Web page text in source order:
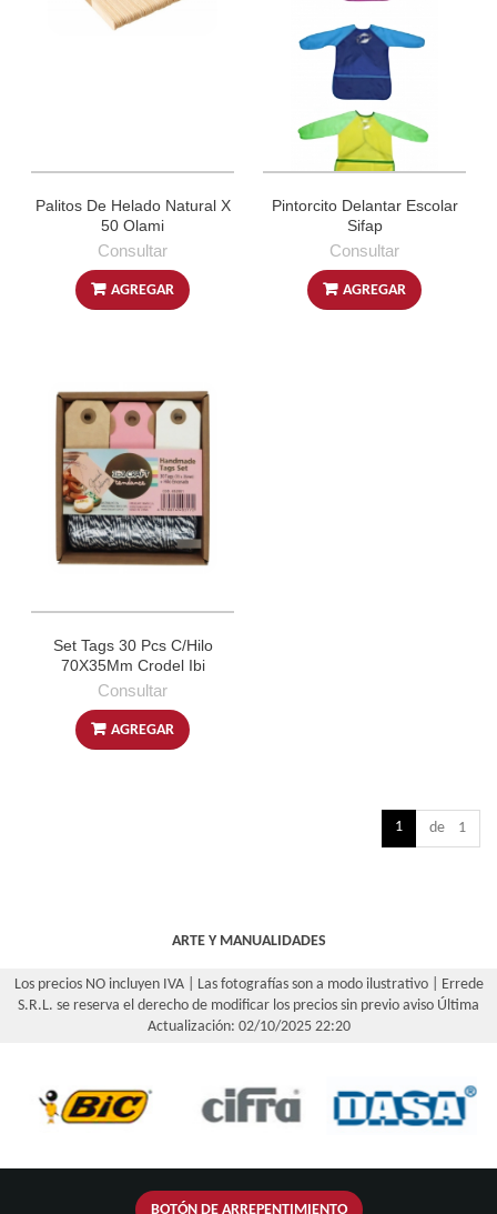
Palitos De Helado Natural X
50 Olami
Consultar
AGREGAR
Pintorcito Delantar Escolar
Sifap
Consultar
AGREGAR
Set Tags 30 Pcs C/Hilo
70X35Mm Crodel Ibi
Consultar
AGREGAR
1 de 1
ARTE Y MANUALIDADES
Los precios NO incluyen IVA | Las fotografías son a modo ilustrativo | Errede
S.R.L. se reserva el derecho de modificar los precios sin previo aviso Última
Actualización: 02/10/2025 22:20
BOTÓN DE ARREPENTIMIENTO